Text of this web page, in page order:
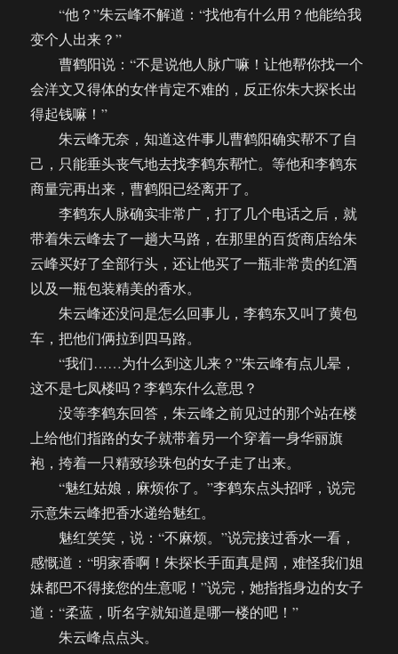
“他？”朱云峰不解道：“找他有什么用？他能给我
变个人出来？”
曹鹤阳说：“不是说他人脉广嘛！让他帮你找一个
会洋文又得体的女伴肯定不难的，反正你朱大探长出
得起钱嘛！”
朱云峰无奈，知道这件事儿曹鹤阳确实帮不了自
己，只能垂头丧气地去找李鹤东帮忙。等他和李鹤东
商量完再出来，曹鹤阳已经离开了。
李鹤东人脉确实非常广，打了几个电话之后，就
带着朱云峰去了一趟大马路，在那里的百货商店给朱
云峰买好了全部行头，还让他买了一瓶非常贵的红酒
以及一瓶包装精美的香水。
朱云峰还没问是怎么回事儿，李鹤东又叫了黄包
车，把他们俩拉到四马路。
“我们……为什么到这儿来？”朱云峰有点儿晕，
这不是七凤楼吗？李鹤东什么意思？
没等李鹤东回答，朱云峰之前见过的那个站在楼
上给他们指路的女子就带着另一个穿着一身华丽旗
袍，挎着一只精致珍珠包的女子走了出来。
“魅红姑娘，麻烦你了。”李鹤东点头招呼，说完
示意朱云峰把香水递给魅红。
魅红笑笑，说：“不麻烦。”说完接过香水一看，
感慨道：“明家香啊！朱探长手面真是阔，难怪我们姐
妹都巴不得接您的生意呢！”说完，她指指身边的女子
道：“柔蓝，听名字就知道是哪一楼的吧！”
朱云峰点点头。